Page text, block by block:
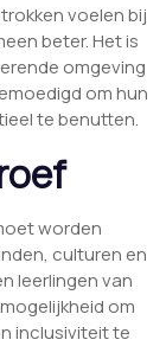
voelen bij
beter. Het is
omgeving
om hun
te benutten.
worden
culturen en
leerlingen van
om
inclusiviteit te